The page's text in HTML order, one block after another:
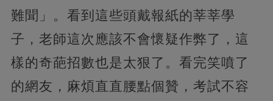
難聞」。看到這些頭戴報紙的莘莘學
子，老師這次應該不會懷疑作弊了，這
樣的奇葩招數也是太狠了。看完笑噴了
的網友，麻煩直直腰點個贊，考試不容